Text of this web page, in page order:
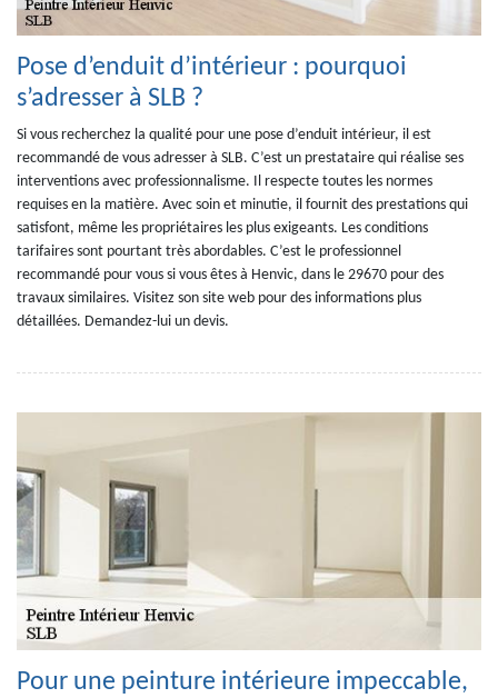
Pose d’enduit d’intérieur : pourquoi
s’adresser à SLB ?
Si vous recherchez la qualité pour une pose d’enduit intérieur, il est
recommandé de vous adresser à SLB. C’est un prestataire qui réalise ses
interventions avec professionnalisme. Il respecte toutes les normes
requises en la matière. Avec soin et minutie, il fournit des prestations qui
satisfont, même les propriétaires les plus exigeants. Les conditions
tarifaires sont pourtant très abordables. C’est le professionnel
recommandé pour vous si vous êtes à Henvic, dans le 29670 pour des
travaux similaires. Visitez son site web pour des informations plus
détaillées. Demandez-lui un devis.
Pour une peinture intérieure impeccable,